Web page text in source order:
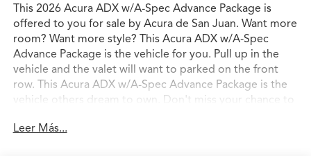
This 2026 Acura ADX w/A-Spec Advance Package is
offered to you for sale by Acura de San Juan. Want more
room? Want more style? This Acura ADX w/A-Spec
Advance Package is the vehicle for you. Pull up in the
vehicle and the valet will want to parked on the front
row. This Acura ADX w/A-Spec Advance Package is the
vehicle others dream to own. Don't miss your chance to
perfect vehicle for keeping your fuel costs down and
Leer Más...